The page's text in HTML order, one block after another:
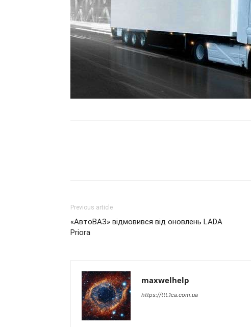
Previous article
«АвтоВАЗ» відмовився від оновлень LADA
Priora
maxwelhelp
https://ttt.1ca.com.ua